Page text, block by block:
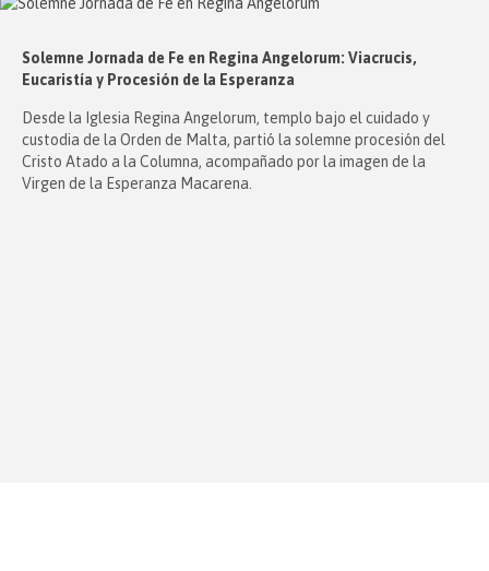
Solemne Jornada de Fe en Regina Angelorum: Viacrucis,
Eucaristía y Procesión de la Esperanza
Desde la Iglesia Regina Angelorum, templo bajo el cuidado y
custodia de la Orden de Malta, partió la solemne procesión del
Cristo Atado a la Columna, acompañado por la imagen de la
Virgen de la Esperanza Macarena.